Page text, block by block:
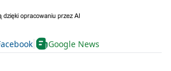
Google News